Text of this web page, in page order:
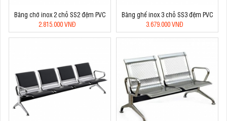
Băng chờ inox 2 chỗ SS2 đệm PVC
2.815.000 VNĐ
Băng ghế inox 3 chỗ SS3 đệm PVC
3.679.000 VNĐ